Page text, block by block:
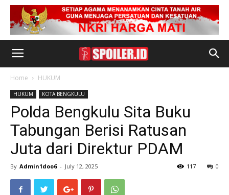
Home HUKUM
HUKUM KOTA BENGKULU
Polda Bengkulu Sita Buku
Tabungan Berisi Ratusan
Juta dari Direktur PDAM
By Admin1doo6 - July 12, 2025 0
117